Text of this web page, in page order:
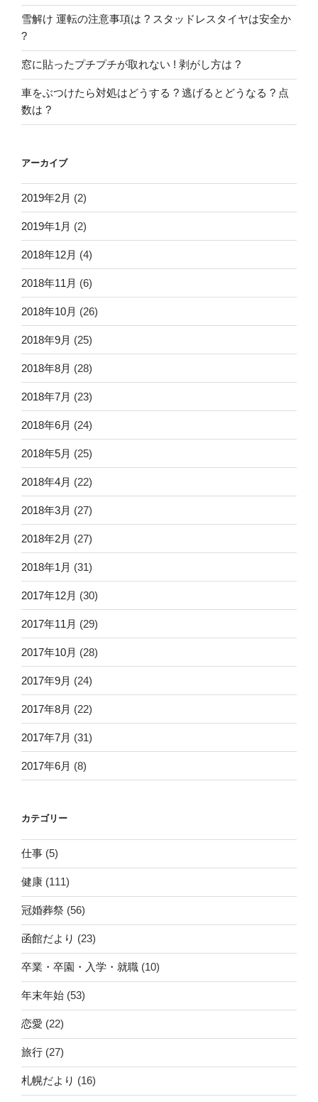
雪解け 運転の注意事項は ? スタッドレスタイヤは安全か
?
窓に貼ったプチプチが取れない ! 剥がし方は ?
車をぶつけたら対処はどうする ? 逃げるとどうなる ? 点
数は ?
アーカイブ
2019年2月 (2)
2019年1月 (2)
2018年12月 (4)
2018年11月 (6)
2018年10月 (26)
2018年9月 (25)
2018年8月 (28)
2018年7月 (23)
2018年6月 (24)
2018年5月 (25)
2018年4月 (22)
2018年3月 (27)
2018年2月 (27)
2018年1月 (31)
2017年12月 (30)
2017年11月 (29)
2017年10月 (28)
2017年9月 (24)
2017年8月 (22)
2017年7月 (31)
2017年6月 (8)
カテゴリー
仕事 (5)
健康 (111)
冠婚葬祭 (56)
函館だより (23)
卒業・卒園・入学・就職 (10)
年末年始 (53)
恋愛 (22)
旅行 (27)
札幌だより (16)